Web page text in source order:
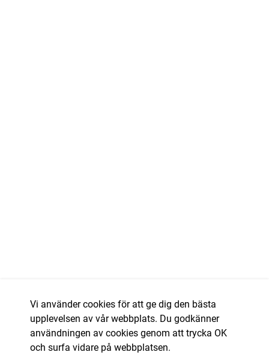
Vi använder cookies för att ge dig den bästa
upplevelsen av vår webbplats. Du godkänner
användningen av cookies genom att trycka OK
och surfa vidare på webbplatsen.